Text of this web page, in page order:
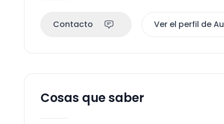
Contacto Ver el perfil de
Cosas que saber